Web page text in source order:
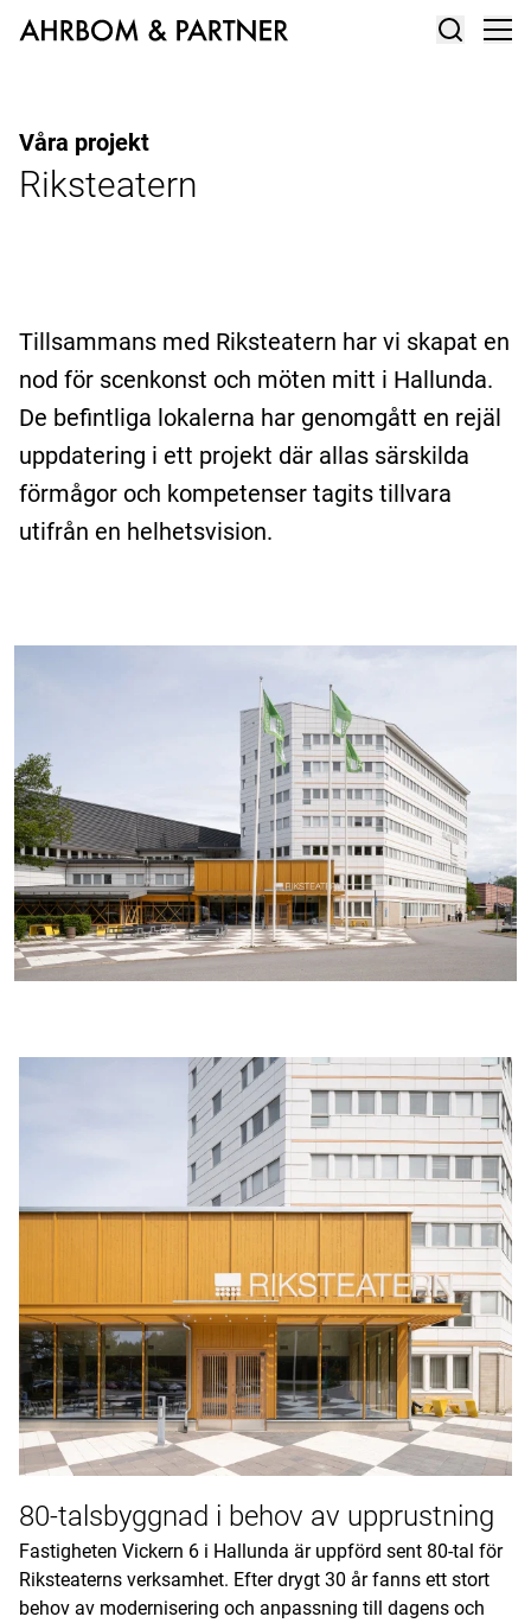
Våra projekt
Riksteatern
Tillsammans med Riksteatern har vi skapat en
nod för scenkonst och möten mitt i Hallunda.
De befintliga lokalerna har genomgått en rejäl
uppdatering i ett projekt där allas särskilda
förmågor och kompetenser tagits tillvara
utifrån en helhetsvision.
80-talsbyggnad i behov av upprustning
Fastigheten Vickern 6 i Hallunda är uppförd sent 80-tal för
Riksteaterns verksamhet. Efter drygt 30 år fanns ett stort
behov av modernisering och anpassning till dagens och